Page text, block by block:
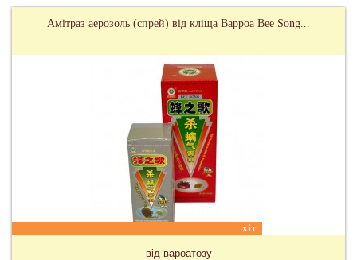
Амітраз аерозоль (спрей) від кліща Варроа Bee Song...
хіт
від вароатозу